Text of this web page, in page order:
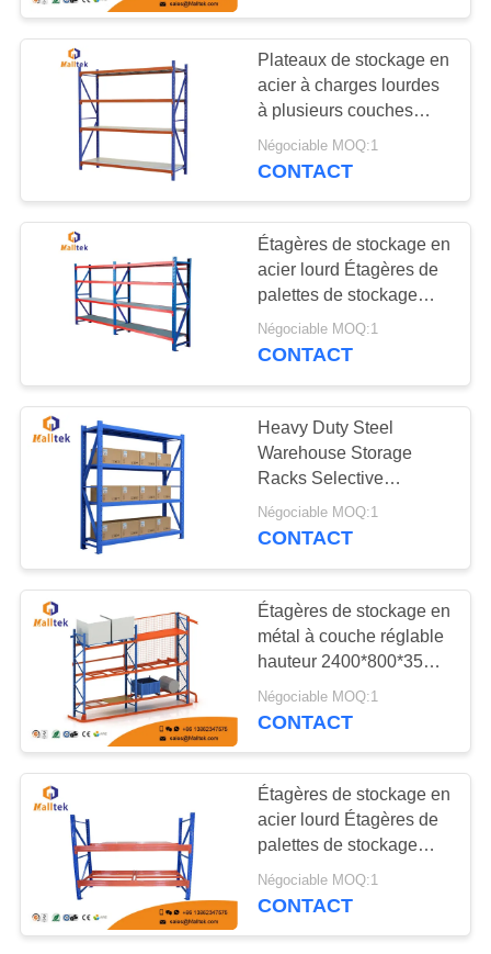
DEMANDEZ
UNE
CITATION
PLAN
DU
SITE
PRIVACY
Plateaux de stockage en
acier à charges lourdes
à plusieurs couches
Plateaux de palettes
sélectifs
Négociable MOQ:1
CONTACT
Étagères de stockage en
acier lourd Étagères de
palettes de stockage
sélective
Négociable MOQ:1
CONTACT
Heavy Duty Steel
Warehouse Storage
Racks Selective
Warehouse Pallet Racks
Négociable MOQ:1
CONTACT
Étagères de stockage en
métal à couche réglable
hauteur 2400*800*3500
mm
Négociable MOQ:1
CONTACT
Étagères de stockage en
acier lourd Étagères de
palettes de stockage
sélective
Négociable MOQ:1
CONTACT